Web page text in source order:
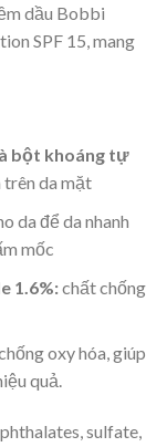
dầu Bobbi
SPF 15, mang
bột khoáng tự
da mặt
da để da nhanh
mốc
1.6%:chất chống
oxy hóa, giúp
quả.
sulfate,